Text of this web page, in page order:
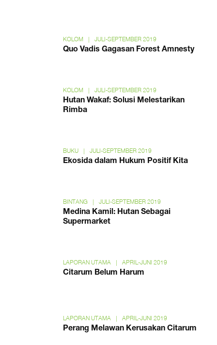
KOLOM | JULI-SEPTEMBER 2019
Quo Vadis Gagasan Forest Amnesty
KOLOM | JULI-SEPTEMBER 2019
Hutan Wakaf: Solusi Melestarikan
Rimba
BUKU | JULI-SEPTEMBER 2019
Ekosida dalam Hukum Positif Kita
BINTANG | JULI-SEPTEMBER 2019
Medina Kamil: Hutan Sebagai
Supermarket
LAPORAN UTAMA | APRIL-JUNI 2019
Citarum Belum Harum
LAPORAN UTAMA | APRIL-JUNI 2019
Perang Melawan Kerusakan Citarum